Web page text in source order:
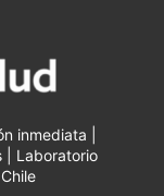
inmediata |
| Laboratorio